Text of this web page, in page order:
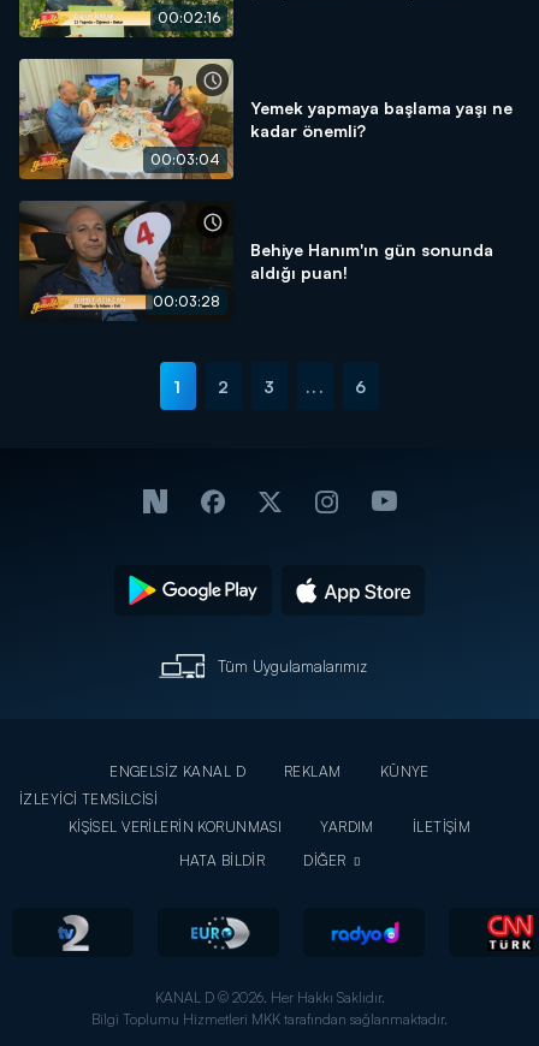
00:02:16
00:03:04
Yemek yapmaya başlama yaşı ne
kadar önemli?
00:03:28
Behiye Hanım'ın gün sonunda
aldığı puan!
1 2 3 ... 6
Tüm Uygulamalarımız
ENGELSİZ KANAL D REKLAM
KÜNYE
İZLEYİCİ TEMSİLCİSİ
KİŞİSEL VERİLERİN KORUNMASI
YARDIM
İLETİŞİM
HATA BİLDİR
DİĞER
KANAL D © 2026. Her Hakkı Saklıdır.
Bilgi Toplumu Hizmetleri MKK tarafından sağlanmaktadır.